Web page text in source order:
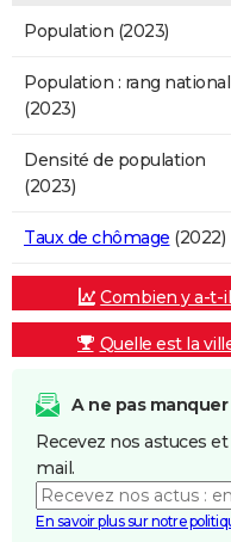
Population (2023)
Population : rang national
(2023)
Densité de population
(2023)
Taux de chômage (2022)
Combien y a-t-
Quelle est la
A ne pas manquer
Recevez nos astuces
mail.
En savoir plus sur notre